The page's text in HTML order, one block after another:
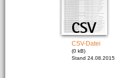
CSV-Datei
(0 kB)
Stand 24.08.2015